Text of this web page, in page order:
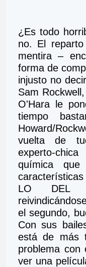
¿Es todo
no. El
mentira –
forma de
injusto no
Sam
O'Hara le
tiempo
Howard/
vuelta de
experto-
química
LO DEL
el segundo,
Con sus
está de más
problema
ver una